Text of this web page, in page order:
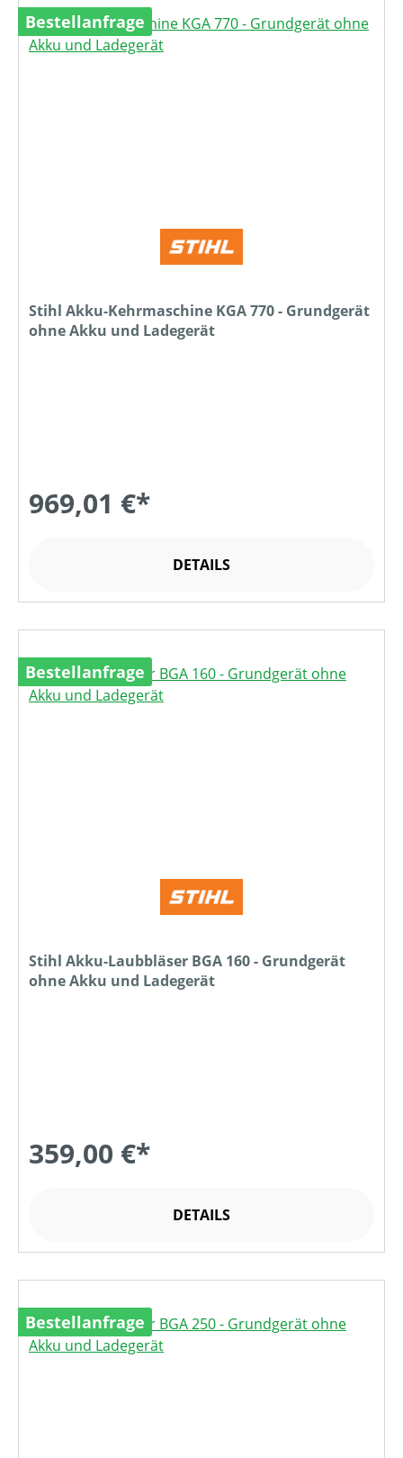
Bestellanfrage
Stihl Akku-Kehrmaschine KGA 770 - Grundgerät
ohne Akku und Ladegerät
969,01 €*
DETAILS
Bestellanfrage
Stihl Akku-Laubbläser BGA 160 - Grundgerät
ohne Akku und Ladegerät
359,00 €*
DETAILS
Bestellanfrage